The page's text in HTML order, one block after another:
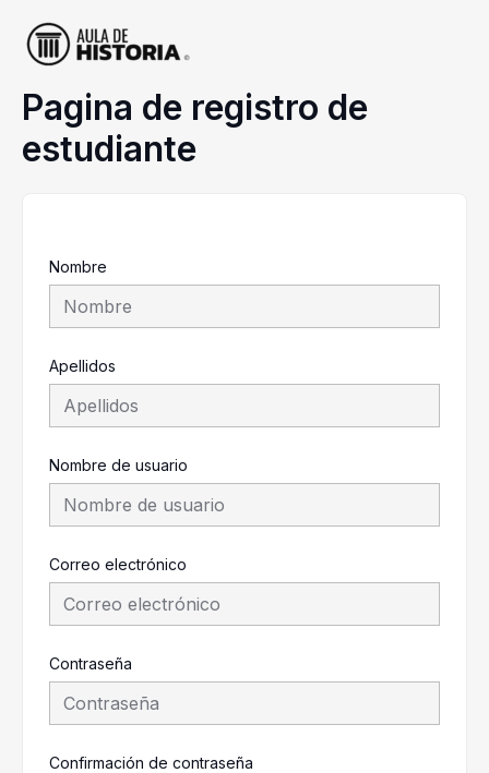
contenido
Pagina de registro de
estudiante
Nombre
Apellidos
Nombre de usuario
Correo electrónico
Contraseña
Confirmación de contraseña